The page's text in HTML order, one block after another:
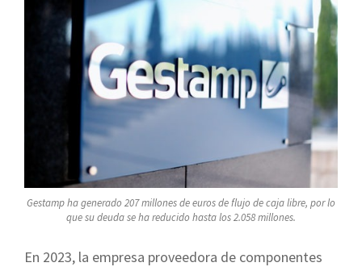
Gestamp ha generado 207 millones de euros de flujo de caja libre, por lo
que su deuda se ha reducido hasta los 2.058 millones.
En 2023, la empresa proveedora de componentes